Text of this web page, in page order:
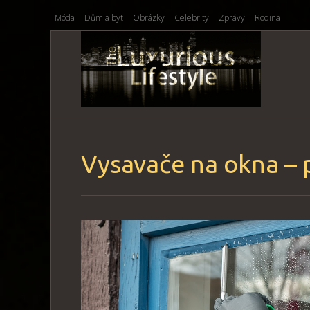
Móda Dům a byt Obrázky Celebrity Zprávy Rodina
Vysavače na okna